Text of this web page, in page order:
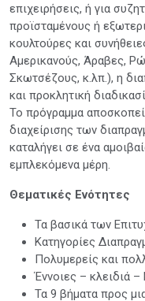
επιχειρήσεις, ή για
προϊσταμένους ή
κουλτούρες και
Αμερικανούς, Άραβες,
Σκωτσέζους, κ.λπ.), η
και προκλητική
Το πρόγραμμα
διαχείρισης των
καταλήγει σε ένα
εμπλεκόμενα μέρη.
Θεματικές Ενότητες
Τα βασικά των
Κατηγορίες
Πολυμερείς και
Έννοιες – κλειδιά
Τα 9 βήματα προς